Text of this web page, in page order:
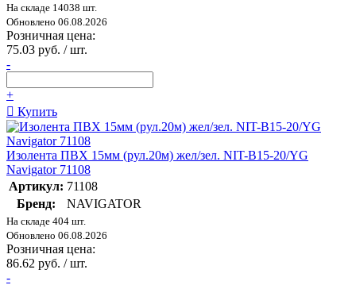
На складе 14038 шт.
Обновлено 06.08.2026
Розничная цена:
75.03 руб. / шт.
-
+
Купить
Изолента ПВХ 15мм (рул.20м) жел/зел. NIT-B15-20/YG
Navigator 71108
Артикул: 71108
Бренд:
NAVIGATOR
На складе 404 шт.
Обновлено 06.08.2026
Розничная цена:
86.62 руб. / шт.
-